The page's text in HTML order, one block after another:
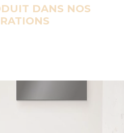
DANS NOS